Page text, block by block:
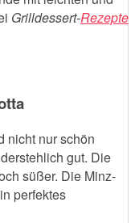
Grilldessert-Rezepte
nicht nur schön
gut. Die
süßer. Die Minz-
perfektes